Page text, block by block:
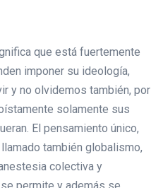
que está fuertemente
imponer su ideología,
y no olvidemos también, por
solamente sus
El pensamiento único,
también globalismo,
colectiva y